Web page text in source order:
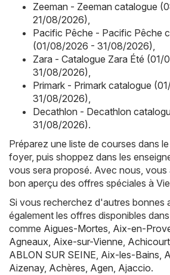
Zeeman - Zeeman catalogue
21/08/2026),
Pacific Pêche - Pacific Pêche
(01/08/2026 - 31/08/2026),
Zara - Catalogue Zara Été (01/
31/08/2026),
Primark - Primark catalogue
31/08/2026),
Decathlon - Decathlon
31/08/2026).
Préparez une liste de courses dans
foyer, puis shoppez dans les
vous sera proposé. Avec nous, vous
bon aperçu des offres spéciales à
Si vous recherchez d'autres bonnes
également les offres disponibles
comme Aigues-Mortes, Aix-en-
Agneaux, Aixe-sur-Vienne, Achicourt
ABLON SUR SEINE, Aix-les-Bains,
Aizenay, Achères, Agen, Ajaccio.